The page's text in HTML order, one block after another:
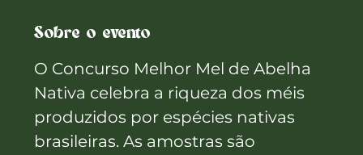
Sobre o evento
O Concurso Melhor Mel de Abelha
Nativa celebra a riqueza dos méis
produzidos por espécies nativas
brasileiras. As amostras são